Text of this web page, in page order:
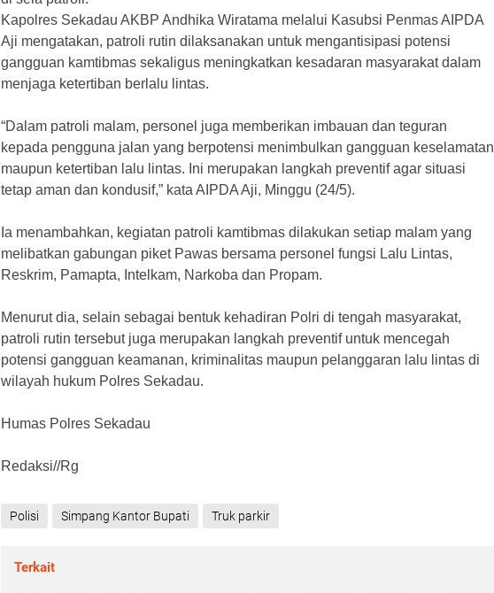
Kapolres Sekadau AKBP Andhika Wiratama melalui Kasubsi Penmas AIPDA
Aji mengatakan, patroli rutin dilaksanakan untuk mengantisipasi potensi
gangguan kamtibmas sekaligus meningkatkan kesadaran masyarakat dalam
menjaga ketertiban berlalu lintas.
“Dalam patroli malam, personel juga memberikan imbauan dan teguran
kepada pengguna jalan yang berpotensi menimbulkan gangguan keselamatan
maupun ketertiban lalu lintas. Ini merupakan langkah preventif agar situasi
tetap aman dan kondusif,” kata AIPDA Aji, Minggu (24/5).
Ia menambahkan, kegiatan patroli kamtibmas dilakukan setiap malam yang
melibatkan gabungan piket Pawas bersama personel fungsi Lalu Lintas,
Reskrim, Pamapta, Intelkam, Narkoba dan Propam.
Menurut dia, selain sebagai bentuk kehadiran Polri di tengah masyarakat,
patroli rutin tersebut juga merupakan langkah preventif untuk mencegah
potensi gangguan keamanan, kriminalitas maupun pelanggaran lalu lintas di
wilayah hukum Polres Sekadau.
Humas Polres Sekadau
Redaksi//Rg
Polisi Simpang Kantor Bupati Truk parkir
Terkait